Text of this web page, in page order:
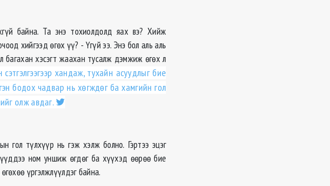
байна. Та энэ тохиолдолд яах вэ? Хийж
хийгээд өгөх үү? - Үгүй ээ. Энэ бол аль аль
багахан хэсэгт жаахан тусалж дэмжиж өгөх л
хандаж, тухайн асуудлыг бие
бодох чадвар нь хөгждөг ба хамгийн гол
олж авдаг.
гол түлхүүр нь гэж хэлж болно. Гэртээ эцэг
ном уншиж өгдөг ба хүүхэд өөрөө бие
үргэлжлүүлдэг байна.